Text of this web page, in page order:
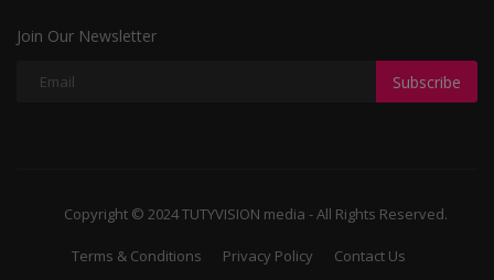
Join Our Newsletter
Subscribe
Copyright © 2024 TUTYVISION media - All Rights Reserved.
Terms & Conditions Privacy Policy Contact Us